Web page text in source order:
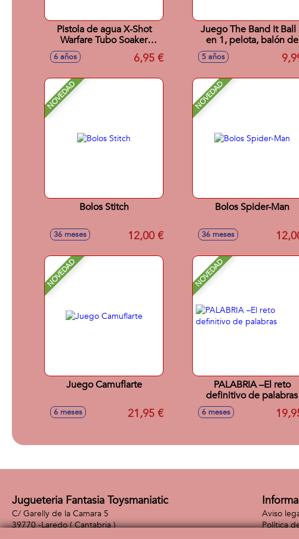
Pistola de agua X-Shot
Warfare Tubo Soaker
Open pequeña
6 años 6,95 €
Juego The Band It Ball
en 1, pelota, balón de
rugby o frisbee
5 años
NOVEDAD
Bolos Stitch
36 meses 12,00 €
NOVEDAD
Bolos Spider-Man
36 meses
NOVEDAD
Juego Camuflarte
6 meses 21,95 €
NOVEDAD
PALABRIA –El reto
definitivo de palabras
6 meses
Jugueteria Fantasia Toysmaniatic
C/ Garelly de la Camara 5
39770 -Laredo( Cantabria )
Aviso
Política